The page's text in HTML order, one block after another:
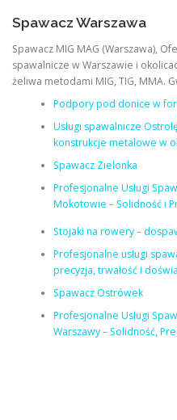
Spawacz Warszawa
Spawacz MIG MAG (Warszawa),
spawalnicze w Warszawie i
żeliwa metodami MIG, TIG, MMA.
Podpory pod donice w
Usługi spawalnicze
konstrukcje metalowe w
Spawacz Zielonka
Profesjonalne Usługi
Mokotowie – Solidność i
Stojaki na rowery –
Profesjonalne usługi
precyzja, trwałość i
Spawacz Ostrówek
Profesjonalne Usługi
Warszawy – Solidność,